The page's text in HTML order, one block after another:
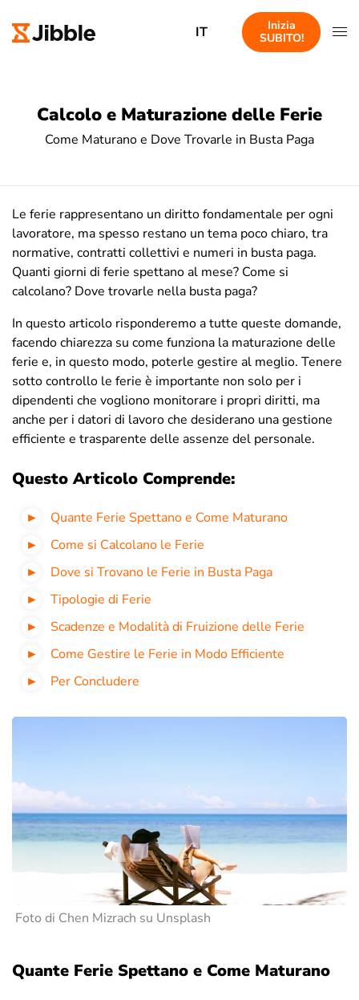
IT
Inizia
SUBITO!
Calcolo e Maturazione delle Ferie
Come Maturano e Dove Trovarle in Busta Paga
Le ferie rappresentano un diritto fondamentale per ogni
lavoratore, ma spesso restano un tema poco chiaro, tra
normative, contratti collettivi e numeri in busta paga.
Quanti giorni di ferie spettano al mese? Come si
calcolano? Dove trovarle nella busta paga?
In questo articolo risponderemo a tutte queste domande,
facendo chiarezza su come funziona la maturazione delle
ferie e, in questo modo, poterle gestire al meglio. Tenere
sotto controllo le ferie è importante non solo per i
dipendenti che vogliono monitorare i propri diritti, ma
anche per i datori di lavoro che desiderano una gestione
efficiente e trasparente delle assenze del personale.
Questo Articolo Comprende:
Quante Ferie Spettano e Come Maturano
Come si Calcolano le Ferie
Dove si Trovano le Ferie in Busta Paga
Tipologie di Ferie
Scadenze e Modalità di Fruizione delle Ferie
Come Gestire le Ferie in Modo Efficiente
Per Concludere
Foto di Chen Mizrach su Unsplash
Quante Ferie Spettano e Come Maturano